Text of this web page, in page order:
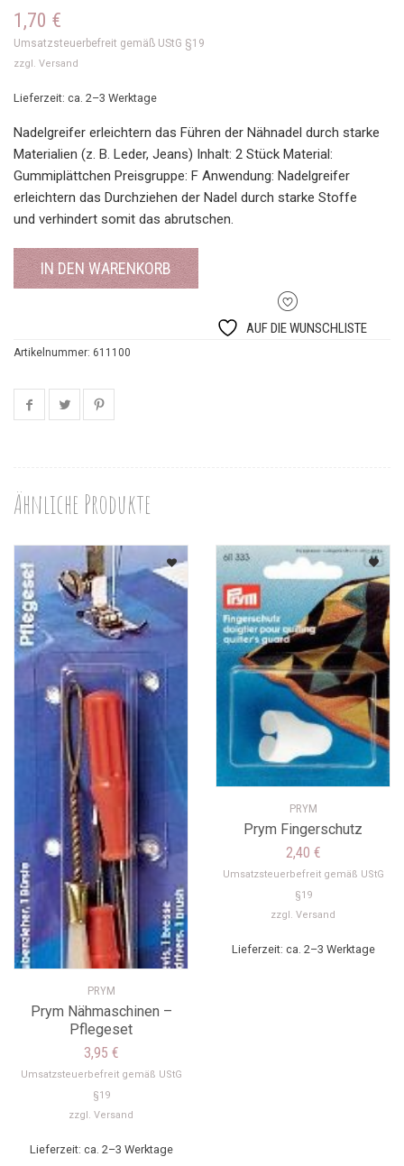
1,70 €
Umsatzsteuerbefreit gemäß UStG §19
zzgl. Versand
Lieferzeit: ca. 2–3 Werktage
Nadelgreifer erleichtern das Führen der Nähnadel durch starke
Materialien (z. B. Leder, Jeans) Inhalt: 2 Stück Material:
Gummiplättchen Preisgruppe: F Anwendung: Nadelgreifer
erleichtern das Durchziehen der Nadel durch starke Stoffe
und verhindert somit das abrutschen.
IN DEN WARENKORB
AUF DIE WUNSCHLISTE
Artikelnummer: 611100
Ähnliche Produkte
PRYM
Prym Nähmaschinen –
Pflegeset
3,95 €
Umsatzsteuerbefreit gemäß UStG
§19
zzgl. Versand
Lieferzeit: ca. 2–3 Werktage
PRYM
Prym Fingerschutz
2,40 €
Umsatzsteuerbefreit gemäß UStG
§19
zzgl. Versand
Lieferzeit: ca. 2–3 Werktage